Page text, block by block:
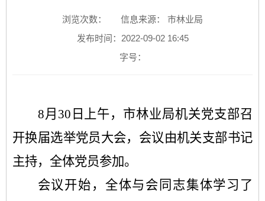
浏览次数：
信息来源： 市林业局
发布时间：2022-09-02 16:45
字号：
8月 30 日上午， 市林业局机关党支部召
开换届选举党员大会， 会议由机关支部书记
主持， 全体党员参加。
会议开始，全体与会同志集体学习了